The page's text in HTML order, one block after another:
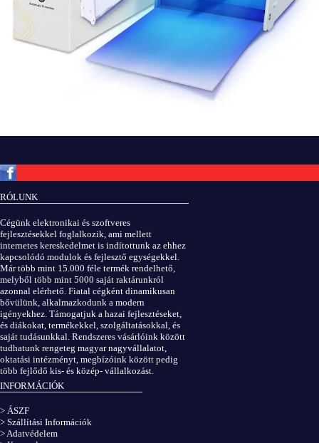
RÓLUNK
Cégünk elektronikai és szoftveres
fejlesztésekkel foglalkozik, ami mellett
internetes kereskedelmet is indítottunk az ehhez
kapcsolódó modulok és fejlesztő egységekkel.
Már több mint 15.000 féle termék rendelhető,
melyből több mint 5000 saját raktárunkról
azonnal elérhető. Fiatal cégként dinamikusan
bővülünk, alkalmazkodunk a modern
igényekhez. Támogatjuk a hazai fejlesztéseket,
és diákokat, termékekkel, szolgáltatásokkal, és
saját tudásunkkal. Rendszeres vásárlóink között
tudhatunk rengeteg magyar nagyvállalatot,
oktatási intézményt, megbízóink között pedig
több fejlődő kis- és közép- vállalkozást.
INFORMÁCIÓK
> ÁSZF
> Szállítási Információk
> Adatvédelem